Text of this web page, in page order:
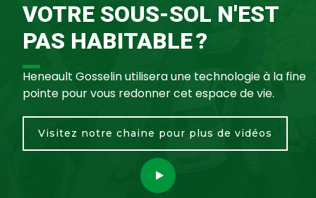
VOTRE SOUS-SOL N'EST
PAS HABITABLE ?
Heneault Gosselin utilisera une technologie à la fine
pointe pour vous redonner cet espace de vie.
Visitez notre chaine pour plus de vidéos